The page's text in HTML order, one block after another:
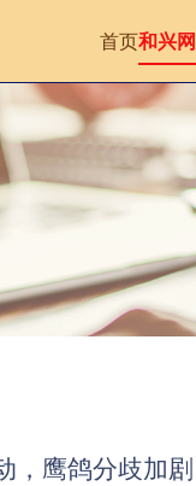
首页和兴网
，鹰鸽分歧加剧